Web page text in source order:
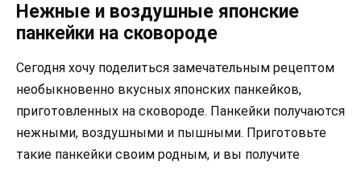
Нежные и воздушные японские
панкейки на сковороде
Сегодня хочу поделиться замечательным рецептом
необыкновенно вкусных японских панкейков,
приготовленных на сковороде. Панкейки получаются
нежными, воздушными и пышными. Приготовьте
такие панкейки своим родным, и вы получите